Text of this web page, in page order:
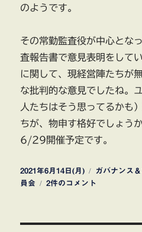
のようです。
その常勤監査役が中心とな
査報告書で意見表明をして
に関して、現経営陣たちが
な批判的な意見でしたね。
人たちはそう思ってるかも
ちが、物申す格好でしょう
6/29開催予定です。
投
稿
2021年6月14日(月)
カ
テ
ガバナンス
員会
ユ
2件のコメント